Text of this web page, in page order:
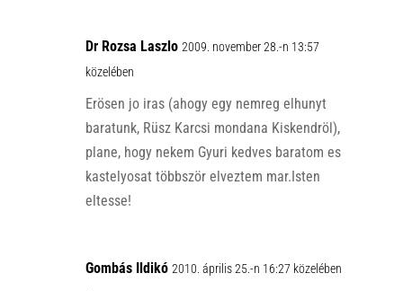
Dr Rozsa Laszlo 2009. november 28.-n 13:57
közelében
Erösen jo iras (ahogy egy nemreg elhunyt
baratunk, Rüsz Karcsi mondana Kiskendröl),
plane, hogy nekem Gyuri kedves baratom es
kastelyosat többször elveztem mar.Isten
eltesse!
Gombás Ildikó 2010. április 25.-n 16:27 közelében